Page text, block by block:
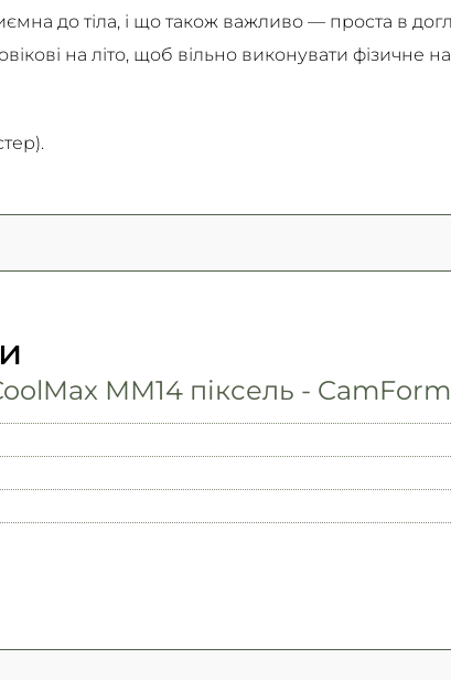
до тіла, і що також важливо — проста в
на літо, щоб вільно виконувати фізичне
ММ14 піксель -